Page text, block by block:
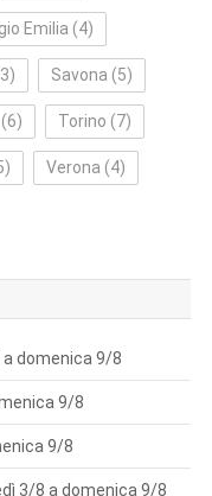
Emilia (4)
Savona (5)
(6) Torino (7)
Verona (4)
domenica 9/8
9/8
9/8
3/8 a domenica 9/8